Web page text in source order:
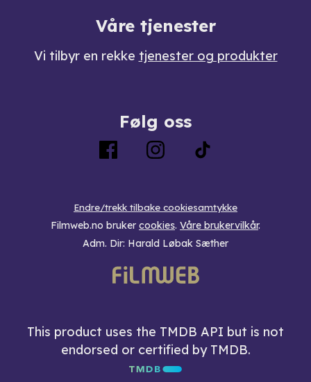
Våre tjenester
Vi tilbyr en rekke tjenester og produkter
Følg oss
Endre/trekk tilbake cookiesamtykke
Filmweb.no bruker cookies. Våre brukervilkår.
Adm. Dir: Harald Løbak Sæther
This product uses the TMDB API but is not
endorsed or certified by TMDB.